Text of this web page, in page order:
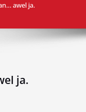
awel ja.
ja.